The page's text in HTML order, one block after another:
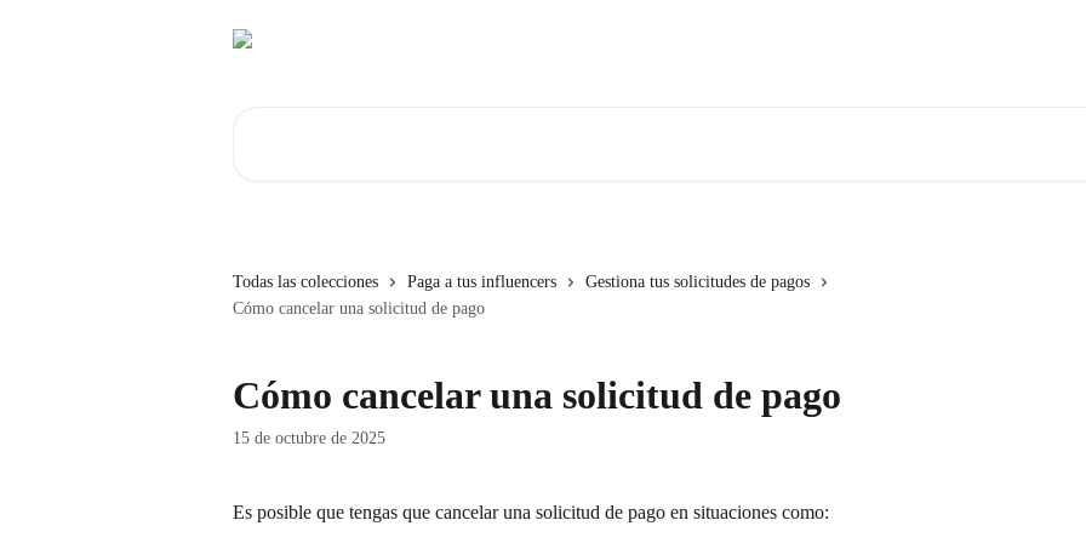
Todas las colecciones Paga a tus influencers
Gestiona tus solicitudes de pagos
Cómo cancelar una solicitud de pago
Cómo cancelar una solicitud de pago
15 de octubre de 2025
Es posible que tengas que cancelar una solicitud de pago en situaciones como: